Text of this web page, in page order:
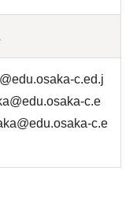
c.ed.j
c.e
c.e